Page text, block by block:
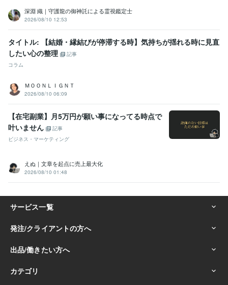
深淵 織｜守護龍の御神託による霊視鑑定士
2026/08/10 12:53
タイトル: 【結婚・縁結びが停滞する時】気持ちが揺れる時に見直
したい心の整理
記事
コラム
ＭＯＯＮＬＩＧＮＴ
2026/08/10 06:09
【在宅副業】月5万円が願い事になってる時点で
叶いません
記事
ビジネス・マーケティング
えぬ｜文章を起点に売上最大化
2026/08/10 01:48